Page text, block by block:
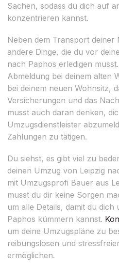
Sachen, sodass du dich auf
konzentrieren kannst.
Neben dem Transport deiner
andere Dinge, die du vor
nach Paphos erledigen
Abmeldung bei deinem alten
bei deinem neuen Wohnsitz,
Versicherungen und das
musst auch daran denken,
Umzugsdienstleister
Zahlungen zu tätigen.
Du siehst, es gibt viel zu
deinen Umzug von Leipzig
mit Umzugsprofi Bauer aus
musst du dir keine Sorgen
um alle Details, damit du dich
Paphos kümmern kannst.
um deine Umzugspläne zu
reibungslosen und
ermöglichen.